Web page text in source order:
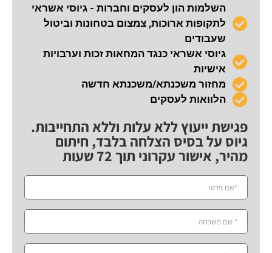
השלמות הון לעסקים וחברות - גיוסי אשראי
לתקופות ארוכות, צמצום בטחונות וביטול
שעבודים
גיוסי אשראי כנגד המחאות זכות וערבויות
אישיות
מחזור משכנתא/משכנתא חדשה
הלוואות לעסקים
פגישת ייעוץ ללא עלות וללא התחייבות.
גיוס על בסיס הצלחה בלבד, חיתום
מהיר, אישור עקרוני תוך 72 שעות